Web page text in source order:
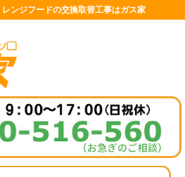
ンジフードの交換取替工事はガス家